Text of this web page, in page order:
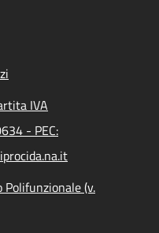
IVA
- PEC:
Polifunzionale (v.